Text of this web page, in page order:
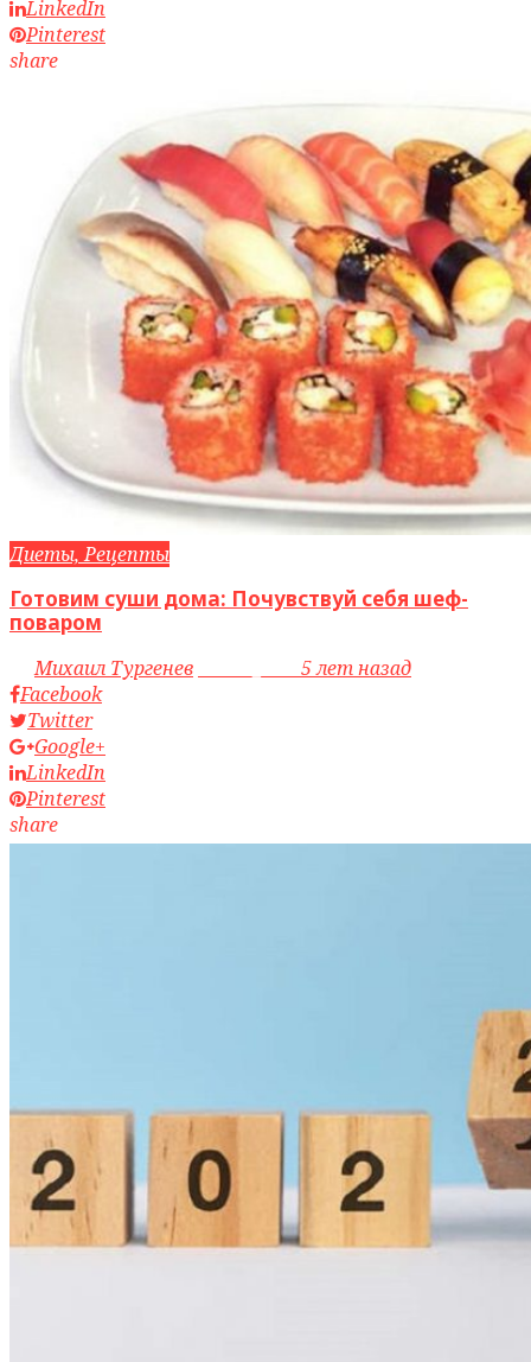
LinkedIn
Pinterest
share
Диеты, Рецепты
Готовим суши дома: Почувствуй себя шеф-
поваром
byМихаил Тургенев
5 лет назад
Facebook
Twitter
Google+
LinkedIn
Pinterest
share